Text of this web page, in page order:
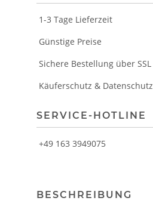
1-3 Tage Lieferzeit
Günstige Preise
Sichere Bestellung über SSL
Käuferschutz & Datenschutz
SERVICE-HOTLINE
+49 163 3949075
BESCHREIBUNG